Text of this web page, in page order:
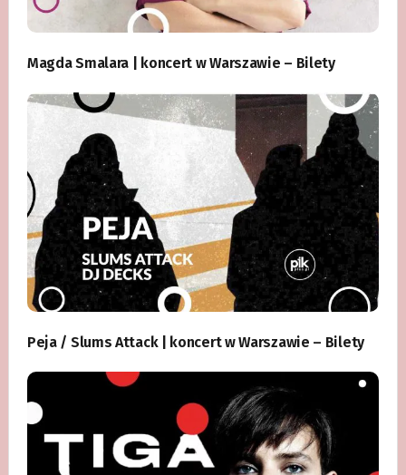
Magda Smalara | koncert w Warszawie – Bilety
Peja / Slums Attack | koncert w Warszawie – Bilety